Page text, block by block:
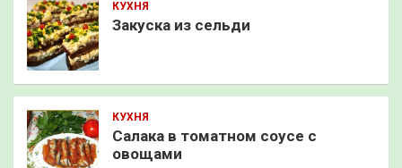
КУХНЯ
Закуска из сельди
КУХНЯ
Салака в томатном соусе с
овощами